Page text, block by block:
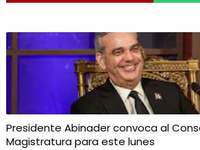
Presidente Abinader convoca al
Magistratura para este lunes